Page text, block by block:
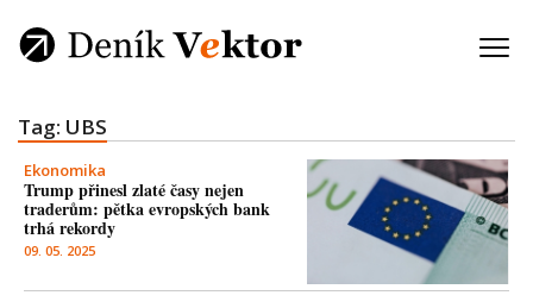
Tag: UBS
Ekonomika
Trump přinesl zlaté časy nejen
traderům: pětka evropských bank
trhá rekordy
09. 05. 2025